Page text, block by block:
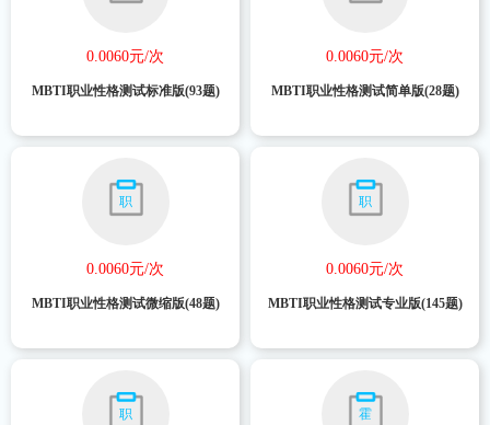
0.0060元/次
MBTI职业性格测试标准版(93题)
0.0060元/次
MBTI职业性格测试简单版(28题)
职
0.0060元/次
MBTI职业性格测试微缩版(48题)
职
0.0060元/次
MBTI职业性格测试专业版(145题)
职 霍